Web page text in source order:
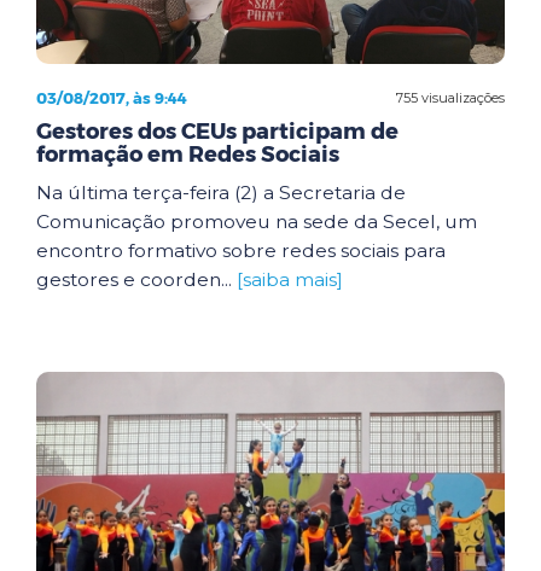
755 visualizações
03/08/2017, às 9:44
Gestores dos CEUs participam de
formação em Redes Sociais
Na última terça-feira (2) a Secretaria de
Comunicação promoveu na sede da Secel, um
encontro formativo sobre redes sociais para
gestores e coorden... [saiba mais]